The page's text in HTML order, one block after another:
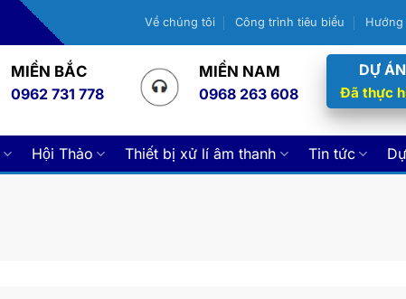
Về chúng tôi Công trình tiêu biểu Hướng
MIỀN BẮC
0962 731 778
MIỀN NAM
0968 263 608
DỰ ÁN
Đã thực
Hội Thảo Thiết bị xử lí âm thanh Tin tức